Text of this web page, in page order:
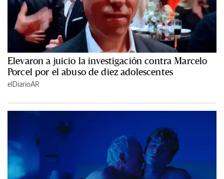
Elevaron a juicio la investigación contra Marcelo
Porcel por el abuso de diez adolescentes
elDiarioAR